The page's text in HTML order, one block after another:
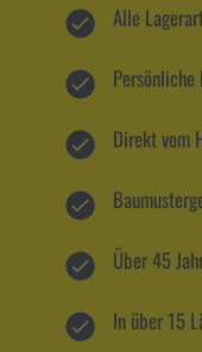
Alle
Direkt vom
Über 45
In über 15